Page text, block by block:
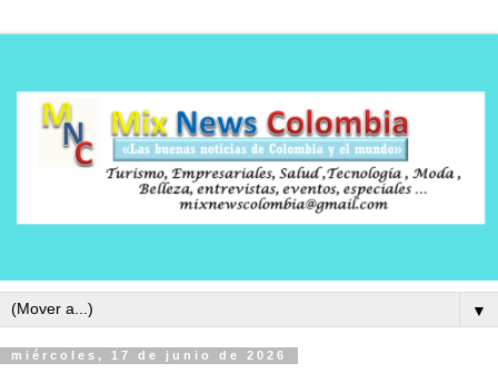
▼
miércoles, 17 de junio de 2026